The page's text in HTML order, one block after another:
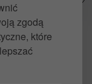
zgodą
które